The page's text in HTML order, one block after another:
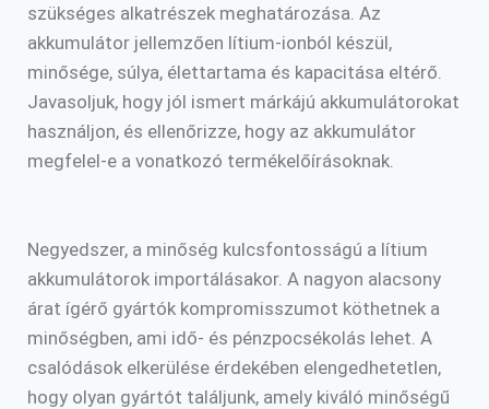
szükséges alkatrészek meghatározása. Az
akkumulátor jellemzően lítium-ionból készül,
minősége, súlya, élettartama és kapacitása eltérő.
Javasoljuk, hogy jól ismert márkájú akkumulátorokat
használjon, és ellenőrizze, hogy az akkumulátor
megfelel-e a vonatkozó termékelőírásoknak.
Negyedszer, a minőség kulcsfontosságú a lítium
akkumulátorok importálásakor. A nagyon alacsony
árat ígérő gyártók kompromisszumot köthetnek a
minőségben, ami idő- és pénzpocsékolás lehet. A
csalódások elkerülése érdekében elengedhetetlen,
hogy olyan gyártót találjunk, amely kiváló minőségű